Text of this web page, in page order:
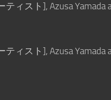
ィスト], Azusa Yamada
ィスト], Azusa Yamada